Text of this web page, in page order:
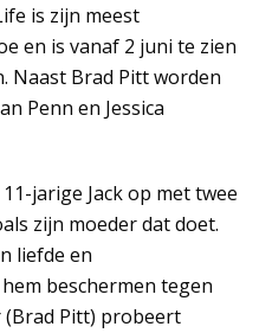
is zijn meest
en is vanaf 2 juni te zien
Naast Brad Pitt worden
Penn en Jessica
jarige Jack op met twee
zijn moeder dat doet.
liefde en
beschermen tegen
(Brad Pitt) probeert